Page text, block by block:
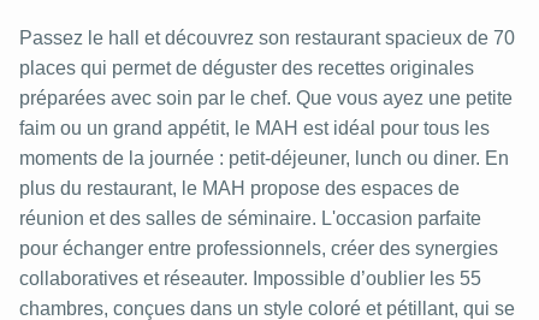
Passez le hall et découvrez son restaurant spacieux de 70
places qui permet de déguster des recettes originales
préparées avec soin par le chef. Que vous ayez une petite
faim ou un grand appétit, le MAH est idéal pour tous les
moments de la journée : petit-déjeuner, lunch ou diner. En
plus du restaurant, le MAH propose des espaces de
réunion et des salles de séminaire. L'occasion parfaite
pour échanger entre professionnels, créer des synergies
collaboratives et réseauter. Impossible d’oublier les 55
chambres, conçues dans un style coloré et pétillant, qui se